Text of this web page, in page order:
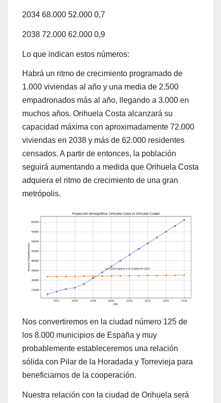
2034 68.000 52.000 0,7
2038 72.000 62.000 0,9
Lo que indican estos números:
Habrá un ritmo de crecimiento programado de
1.000 viviendas al año y una media de 2.500
empadronados más al año, llegando a 3.000 en
muchos años. Orihuela Costa alcanzará su
capacidad máxima con aproximadamente 72.000
viviendas en 2038 y más de 62.000 residentes
censados. A partir de entonces, la población
seguirá aumentando a medida que Orihuela Costa
adquiera el ritmo de crecimiento de una gran
metrópolis.
Nos convertiremos en la ciudad número 125 de
los 8.000 municipios de España y muy
probablemente estableceremos una relación
sólida con Pilar de la Horadada y Torrevieja para
beneficiarnos de la cooperación.
Nuestra relación con la ciudad de Orihuela será